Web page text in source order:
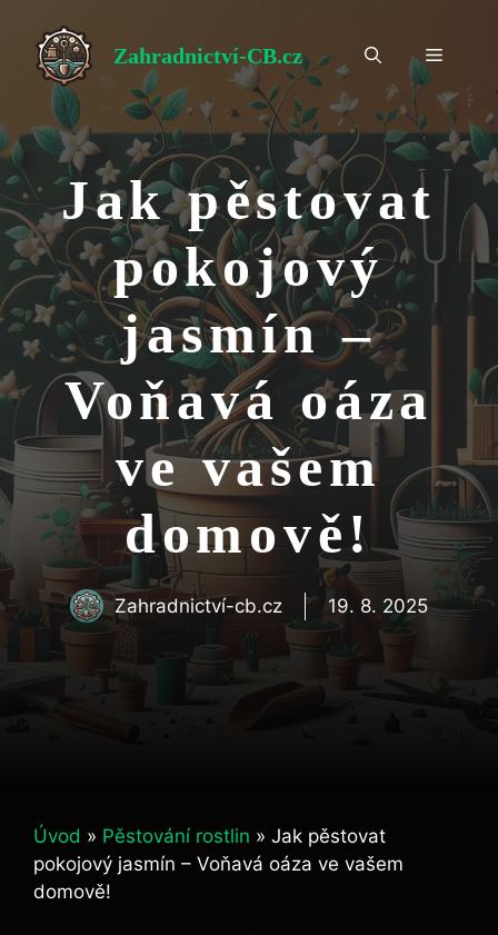
obsah
Zahradnictví-CB.cz Menu
Jak pěstovat
pokojový
jasmín –
Voňavá oáza
ve vašem
domově!
Zahradnictví-cb.cz 19. 8. 2025
Úvod » Pěstování rostlin » Jak pěstovat
pokojový jasmín – Voňavá oáza ve vašem
domově!